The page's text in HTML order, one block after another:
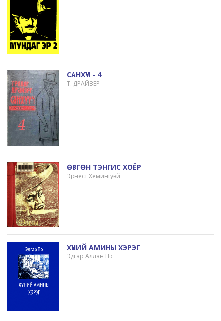
САНХҮҮЧ - 4
Т. ДРАЙЗЕР
ӨВГӨН ТЭНГИС ХОЁР
Эрнест Хемингуэй
ХҮНИЙ АМИНЫ ХЭРЭГ
Эдгар Аллан По